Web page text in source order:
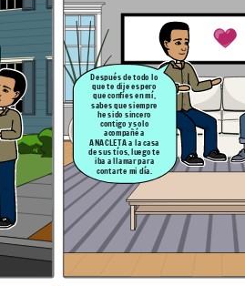
Después de todo lo
que te dije espero
que confíes en mí,
sabes que siempre
he sido sincero
contigo y solo
acompañé a
ANACLETA a la casa
de sus tíos, luego te
iba a llamar para
contarte mi día.